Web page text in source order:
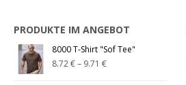
PRODUKTE IM ANGEBOT
8000 T-Shirt "Sof Tee"
8.72€– 9.71 €